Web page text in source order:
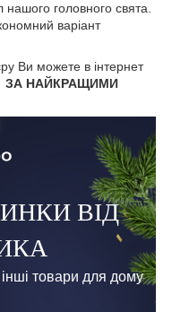
нашого головного свята.
варіант
Ви можете в інтернет
ЗА НАЙКРАЩИМИ
ВІД
інші товари для дому